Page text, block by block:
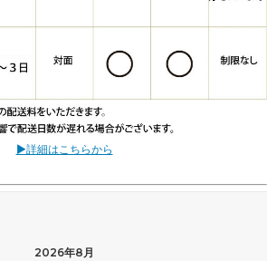
▶詳細はこちらから
2026年8月